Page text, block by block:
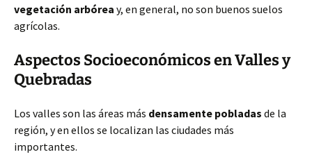
vegetación arbórea y, en general, no son buenos suelos
agrícolas.
Aspectos Socioeconómicos en Valles y
Quebradas
Los valles son las áreas más densamente pobladas de la
región, y en ellos se localizan las ciudades más
importantes.